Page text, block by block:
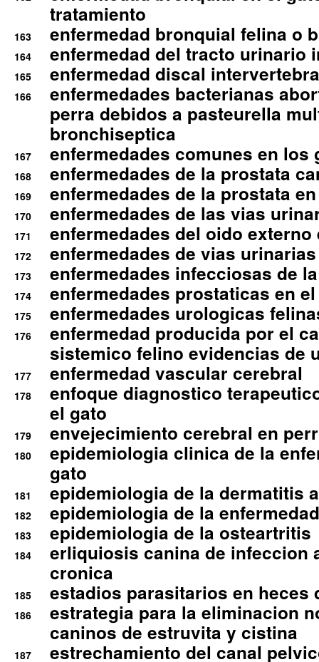
tratamiento
163 enfermedad bronquial felina o
164 enfermedad del tracto urinario
165 enfermedad discal
166
enfermedades bacterianas
perra debidos a pasteurella
bronchiseptica
167 enfermedades comunes en los
168 enfermedades de la prostata
169 enfermedades de la prostata
170 enfermedades de las vias
171 enfermedades del oido
172 enfermedades de vias
173 enfermedades infecciosas de
174 enfermedades prostaticas en
175 enfermedades urologicas
176
enfermedad producida por el
sistemico felino evidencias de
177 enfermedad vascular cerebral
178
enfoque diagnostico
el gato
179 envejecimiento cerebral en
180
epidemiologia clinica de la
gato
181 epidemiologia de la dermatitis
182 epidemiologia de la
183 epidemiologia de la osteartritis
184
erliquiosis canina de infeccion
cronica
185 estadios parasitarios en heces
186
estrategia para la eliminacion
caninos de estruvita y cistina
187
estrechamiento del canal